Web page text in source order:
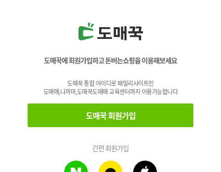
도매꾹에 회원가입하고 돈버는쇼핑을 이용해보세요
도매꾹 통합 아이디로 패밀리사이트인
도매매,나까마,도매꾹도매매 교육센터까지 이용가능합니다
도매꾹 회원가입
간편 회원가입